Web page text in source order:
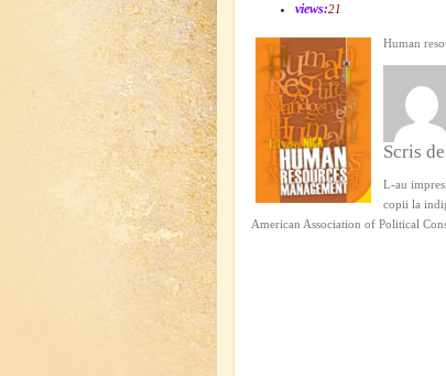
views:21
Human
Scris de
L-au
copii la
American Association of Political